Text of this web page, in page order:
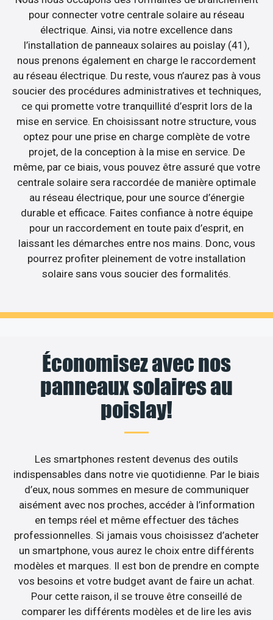
pour connecter votre centrale solaire au réseau
électrique. Ainsi, via notre excellence dans
l’installation de panneaux solaires au poislay (41),
nous prenons également en charge le raccordement
au réseau électrique. Du reste, vous n’aurez pas à vous
soucier des procédures administratives et techniques,
ce qui promette votre tranquillité d’esprit lors de la
mise en service. En choisissant notre structure, vous
optez pour une prise en charge complète de votre
projet, de la conception à la mise en service. De
même, par ce biais, vous pouvez être assuré que votre
centrale solaire sera raccordée de manière optimale
au réseau électrique, pour une source d’énergie
durable et efficace. Faites confiance à notre équipe
pour un raccordement en toute paix d’esprit, en
laissant les démarches entre nos mains. Donc, vous
pourrez profiter pleinement de votre installation
solaire sans vous soucier des formalités.
Économisez avec nos
panneaux solaires au
poislay!
Les smartphones restent devenus des outils
indispensables dans notre vie quotidienne. Par le biais
d’eux, nous sommes en mesure de communiquer
aisément avec nos proches, accéder à l’information
en temps réel et même effectuer des tâches
professionnelles. Si jamais vous choisissez d’acheter
un smartphone, vous aurez le choix entre différents
modèles et marques. Il est bon de prendre en compte
vos besoins et votre budget avant de faire un achat.
Pour cette raison, il se trouve être conseillé de
comparer les différents modèles et de lire les avis